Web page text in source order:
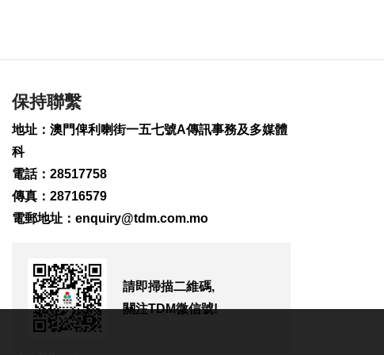
142
0
307
136
0
保持聯繫
地址：澳門俾利喇街一五七號A傳訊事務及多媒體
科
電話：28517758
傳真：28716579
電郵地址： enquiry@tdm.com.mo
請即掃描二維碼,
關注TDM微信號!